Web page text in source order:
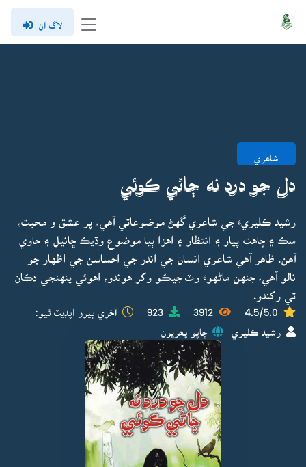
لاگ ان
شاعري
دل جو درد نه ڄاڻي ڪوئي
رشيد ڪليريءَ جي شاعري گهڻ موضوعاتي آهي، پر عشق و محبت،
سڪ ۽ چاهت پيار ۽ انتظار ۽ اهڙا ٻيا موضوع وڌيڪ ڇانيل ۽ حاوي
آهن. ظاهر آهي شاعري انسان جي اندر جي احساسن جي اظهار جو
نالو آهي، جنهن ماڻهوءَ وٽ جيڪو وکر هوندو، اهوئي پنهنجي دڪان
تي رکندو.
4.5/5.0
3912
923 آخري ڀيرو اپڊيٽ ٿيو:
رشيد ڪليري ڇاپو پھريون